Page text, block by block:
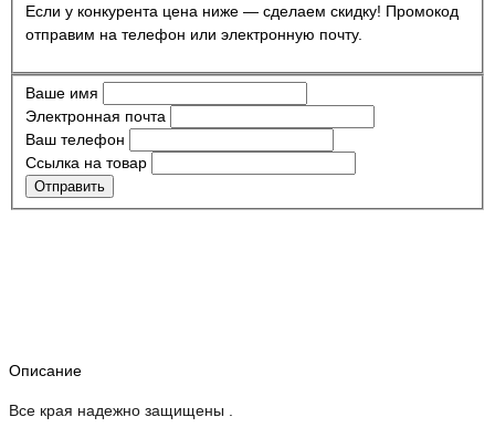
Если у конкурента цена ниже — сделаем скидку! Промокод
отправим на телефон или электронную почту.
Ваше имя
Электронная почта
Ваш телефон
Ссылка на товар
Отправить
Описание
Все края надежно защищены .